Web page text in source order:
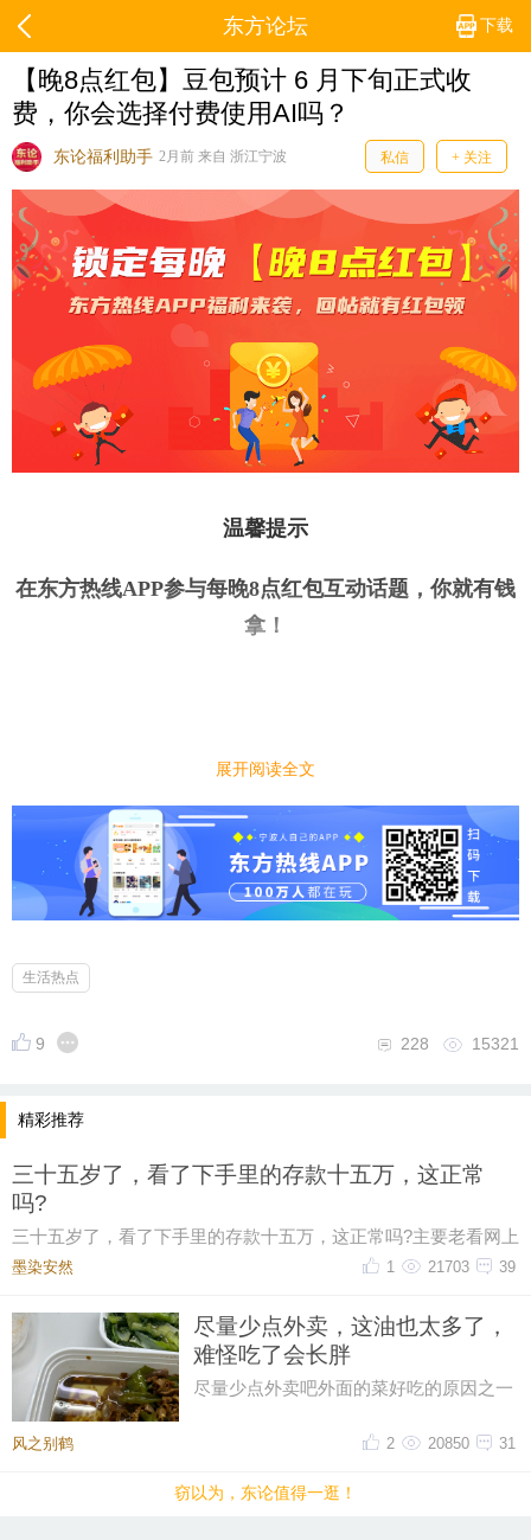
下载
东方论坛
【晚8点红包】豆包预计 6 月下旬正式收
费，你会选择付费使用AI吗？
东论福利助手 2月前 来自 浙江宁波 私信 + 关注
温馨提示
在东方热线APP参与每晚8点红包互动话题，你就有钱
拿 ！
今日话题｜
豆包预计 6 月下旬正式收费，你会选择付费使用AI
吗？
据36氪报道，知情人士透露，豆包预计将在6月下旬正
式上线付费内容，并于同期举行的Force大会上更新相
关功能。大家会使用付费的AI 吗？接受的价格范围是
展开阅读全文
生活热点
9 15321
228
精彩推荐
三十五岁了，看了下手里的存款十五万，这正常
吗?
三十五岁了，看了下手里的存款十五万，这正常吗?主要老看网上
有人说这个年纪起码五十万起步，我身边有些朋
墨染安然ゝ 39
21703
1
尽量少点外卖，这油也太多了，
难怪吃了会长胖
尽量少点外卖吧外面的菜好吃的原因之一
风之别鹤 31
20850
2
窃以为，东论值得一逛！